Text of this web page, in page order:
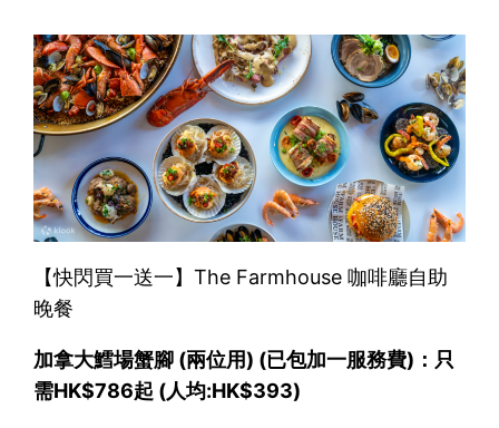
【快閃買一送一】The Farmhouse 咖啡廳自助
晚餐
加拿大鱈場蟹腳 (兩位用) (已包加一服務費)：只
需HK$786起 (人均:HK$393)